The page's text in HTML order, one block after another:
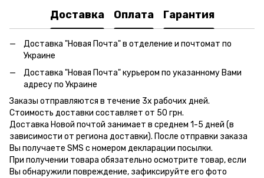
Доставка Оплата Гарантия
Доставка "Новая Почта" в отделение и почтомат по
Украине
Доставка "Новая Почта" курьером по указанному Вами
адресу по Украине
Заказы отправляются в течение 3х рабочих дней.
Стоимость доставки составляет от 50 грн.
Доставка Новой почтой занимает в среднем 1-5 дней (в
зависимости от региона доставки). После отправки заказа
Вы получаете SMS с номером декларации посылки.
При получении товара обязательно осмотрите товар, если
Вы обнаружили повреждение, зафиксируйте его фото